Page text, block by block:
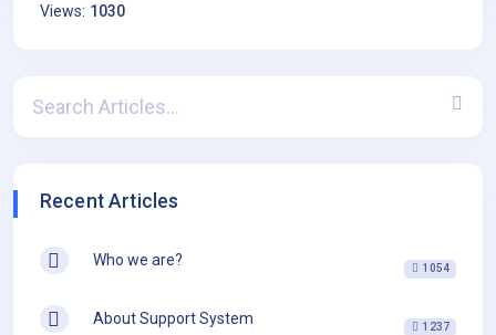
Views: 1030
Recent Articles
Who we are? 1054
About Support System 1237